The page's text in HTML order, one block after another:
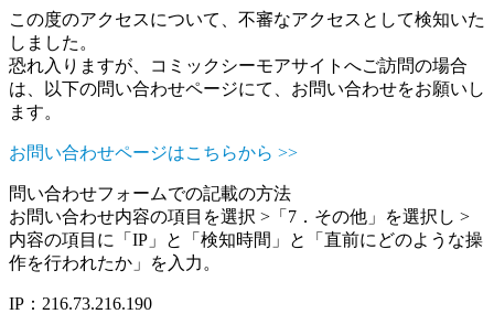
この度のアクセスについて、不審なアクセスとして検知いた
しました。
恐れ入りますが、コミックシーモアサイトへご訪問の場合
は、以下の問い合わせページにて、お問い合わせをお願いし
ます。
お問い合わせページはこちらから >>
問い合わせフォームでの記載の方法
お問い合わせ内容の項目を選択 >「7．その他」を選択し >
内容の項目に「IP」と「検知時間」と「直前にどのような操
作を行われたか」を入力。
IP：216.73.216.190